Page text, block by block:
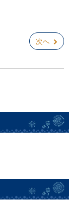
次へ